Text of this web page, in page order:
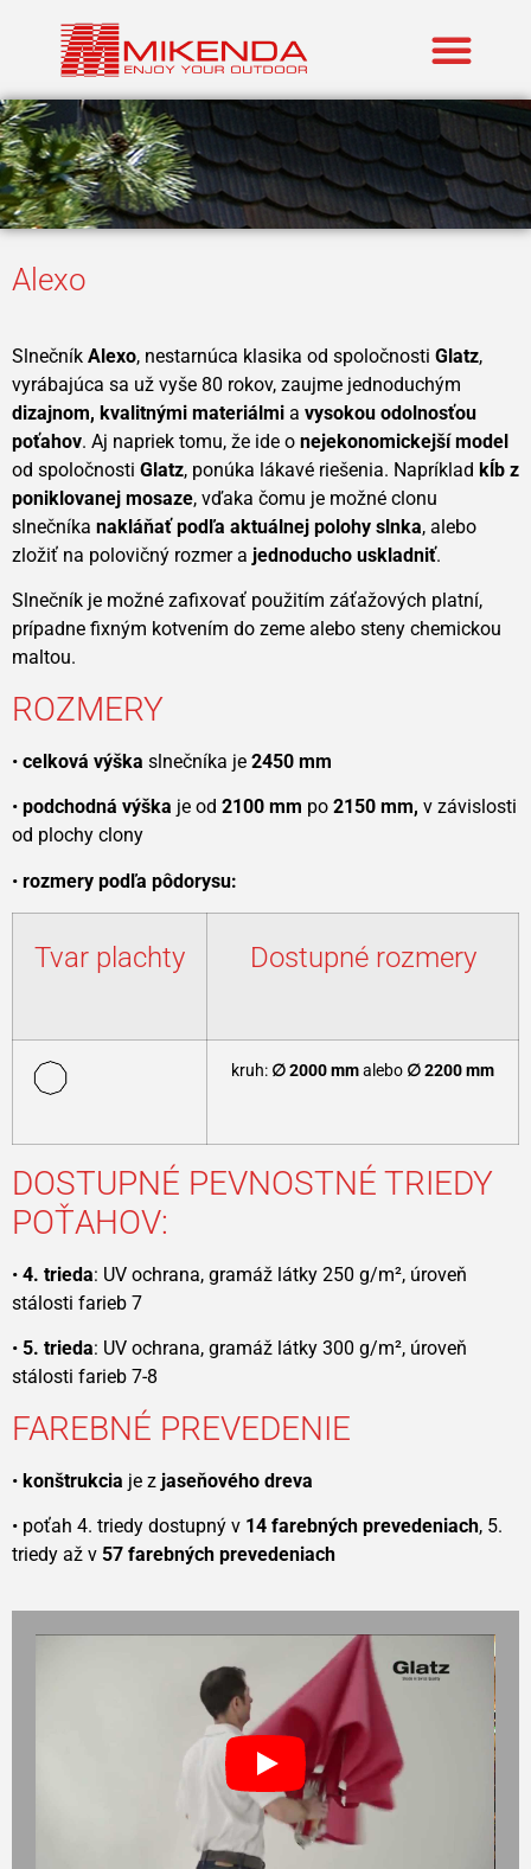
Alexo
Slnečník Alexo, nestarnúca klasika od spoločnosti Glatz,
vyrábajúca sa už vyše 80 rokov, zaujme jednoduchým
dizajnom, kvalitnými materiálmi a vysokou odolnosťou
poťahov. Aj napriek tomu, že ide o nejekonomickejší model
od spoločnosti Glatz, ponúka lákavé riešenia. Napríklad kĺb z
poniklovanej mosaze, vďaka čomu je možné clonu
slnečníka nakláňať podľa aktuálnej polohy slnka, alebo
zložiť na polovičný rozmer a jednoducho uskladniť.
Slnečník je možné zafixovať použitím záťažových platní,
prípadne fixným kotvením do zeme alebo steny chemickou
maltou.
ROZMERY
• celková výška slnečníka je 2450 mm
• podchodná výška je od 2100 mm po 2150 mm, v závislosti
od plochy clony
• rozmery podľa pôdorysu:
Tvar plachty Dostupné rozmery
kruh: ∅ 2000 mmalebo ∅ 2200 mm
DOSTUPNÉ PEVNOSTNÉ TRIEDY
POŤAHOV:
• 4. trieda: UV ochrana, gramáž látky 250 g/m², úroveň
stálosti farieb 7
• 5. trieda: UV ochrana, gramáž látky 300 g/m², úroveň
stálosti farieb 7-8
FAREBNÉ PREVEDENIE
• konštrukcia je z jaseňového dreva
• poťah 4. triedy dostupný v 14 farebných prevedeniach, 5.
triedy až v 57 farebných prevedeniach